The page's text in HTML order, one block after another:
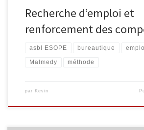
Recherche d’emploi et
renforcement des
asbl ESOPE bureautique
Malmedy méthode
par Kevin